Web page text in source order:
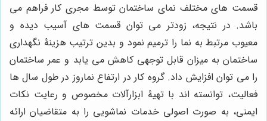
قسمت های مختلف نمای ساختمان توسط مجری کار فراهم می
باشد. در نتیجه، زودتر می توان قسمت های آسیب دیده و
معیوب مرتبط به نما را ترمیم نمود و بدین ترتیب هزینۀ نگهداری
ساختمان به میزان قابل توجهی کاهش می یابد و عمر ساختمان
را می توان افزایش داد. گروه کار در ارتفاع نماروز در طول سال ها
فعالیت، توانسته اند با تهیۀ ابزارآلات مخصوص و رعایت نکات
ایمنی، به صورت اصولی خدمات نماشویی را به متقاضیان ارائه